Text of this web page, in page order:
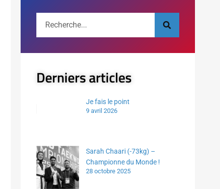
Derniers articles
Je fais le point
9 avril 2026
Sarah Chaari (-73kg) –
Championne du Monde !
28 octobre 2025